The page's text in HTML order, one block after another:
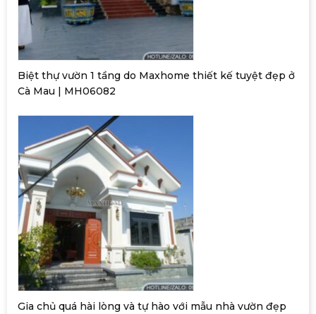
Biệt thự vườn 1 tầng do Maxhome thiết kế tuyệt đẹp ở
Cà Mau | MH06082
Gia chủ quá hài lòng và tự hào với mẫu nhà vườn đẹp